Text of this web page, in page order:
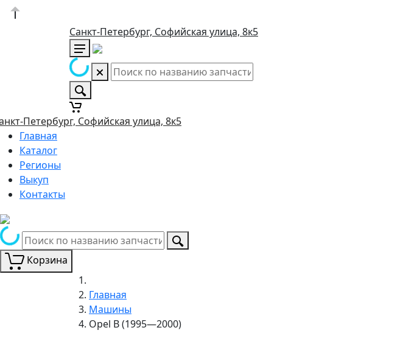
Санкт-Петербург, Софийская улица, 8к5
Петербург, Софийская улица, 8к5
Главная
Каталог
Регионы
Выкуп
Контакты
Корзина
Главная
Машины
Opel B (1995—2000)